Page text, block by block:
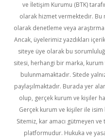
ve İletişim Kurumu (BTK)
olarak hizmet vermektedir.
olarak denetleme veya
Ancak, üyelerimiz yazdıkları
siteye üye olarak bu
sitesi, herhangi bir marka, kurum
bulunmamaktadır. Sitede
paylaşılmaktadır. Burada yer
olup, gerçek kurum ve kişiler
Gerçek kurum ve kişiler ile
Sitemiz, kar amacı gütmeyen
platformudur. Hukuka ve